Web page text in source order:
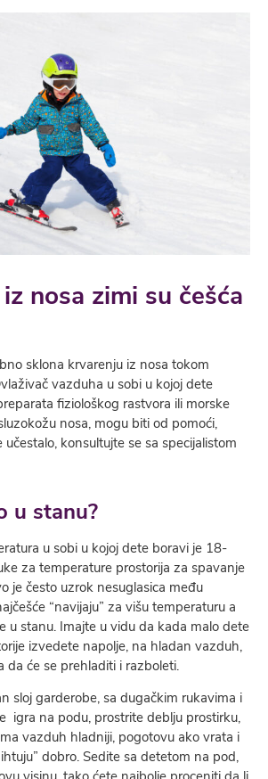
nosa zimi su češća
sklona krvarenju iz nosa tokom
vazduha u sobi u kojoj dete
fiziološkog rastvora ili morske
nosa, mogu biti od pomoći,
konsultujte se sa specijalistom
u stanu?
u sobi u kojoj dete boravi je 18-
za temperature prostorija za spavanje
je često uzrok nesuglasica među
“navijaju” za višu temperaturu a
u stanu. Imajte u vidu da kada malo dete
izvedete napolje, na hladan vazduh,
da će se prehladiti i razboleti.
sloj garderobe, sa dugačkim rukavima i
igra na podu, prostrite deblju prostirku,
vazduh hladniji, pogotovu ako vrata i
dobro. Sedite sa detetom na pod,